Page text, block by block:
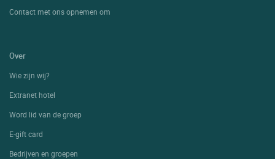
Contact met ons opnemen om
Over
Wie zijn wij?
Extranet hotel
Word lid van de groep
E-gift card
Bedrijven en groepen